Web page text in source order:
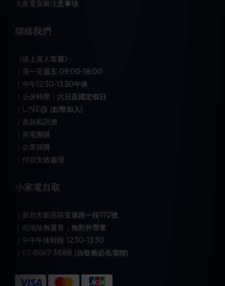
大家電安裝注意事項
聯絡我們
《線上真人客服》
｜週一至週五 09:00-18:00
｜中午12:30-13:30午休
｜公休時間：六日及國定假日
｜LINE@ (點擊加入)
｜產品私訊價
｜家電團購
｜企業採購
｜付款失敗處理
小家電自取
｜新北市新店區安康路一段172號
｜此地址無展售，無對外營業
｜中午午休時段 12:30-13:30
｜02-8667-3888 (自取務必先電聯)